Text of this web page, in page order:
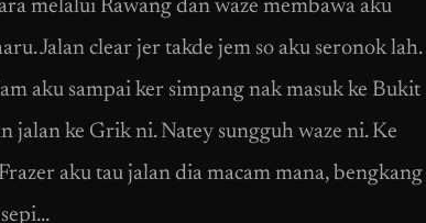
melalui Rawang dan waze membawa aku
Jalan clear jer takde jem so aku seronok lah.
aku sampai ker simpang nak masuk ke Bukit
jalan ke Grik ni. Natey sungguh waze ni. Ke
aku tau jalan dia macam mana, bengkang